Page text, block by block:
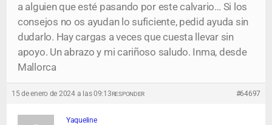
a alguien que esté pasando por este calvario… Si los
consejos no os ayudan lo suficiente, pedid ayuda sin
dudarlo. Hay cargas a veces que cuesta llevar sin
apoyo. Un abrazo y mi cariñoso saludo. Inma, desde
Mallorca
15 de enero de 2024 a las 09:13 #64697
RESPONDER
Yaqueline